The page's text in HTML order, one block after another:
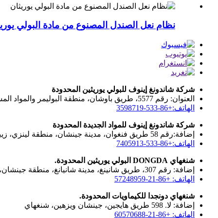
نظام نعل الصندل المصنوع من مادة البولي
شركة شاندونغ إينوف للبولي يوريثين المحدودة
العنوان: رقم 5577، طريق باوشان، منطقة البوليمر والمواد المساعدة، حي التكنولوجيا الفائقة، زيبو، الصين
الهاتف:+86-533-3598719
شركة شاندونغ إينوف للمواد الجديدة المحدودة
إضافة:رقم 58 طريق فنغوان، مدينة جينشان، منطقة لينزي، زيبو، الصين
الهاتف:+86-533-7405913
شنغهاي DONGDA البولي يوريثين المحدودة.
إضافة: رقم 307، طريق شانينغ، مدينة شانيانغ، منطقة جينشان، شنغهاي، الصين
الهاتف: +86-21-57248959
شنغهاي دونجدا للكيماويات المحدودة.
إضافة: لا. 598 طريق هايجين، جينشان ويزهين، شنغهاي
الهاتف: +86-21-60570688